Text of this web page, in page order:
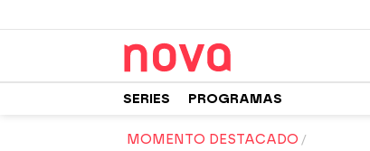
SERIES PROGRAMAS
MOMENTO DESTACADO